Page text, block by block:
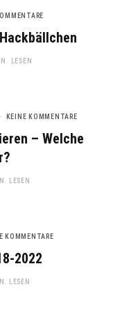
LESEN
KEINE KOMMENTARE
– Welche
LESEN
KOMMENTARE
2022
LESEN